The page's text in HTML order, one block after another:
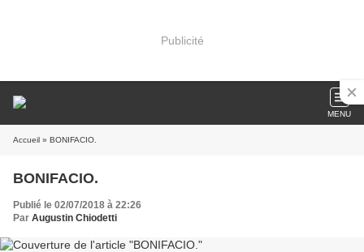
Publicité
MENU
Accueil » BONIFACIO.
BONIFACIO.
Publié le 02/07/2018 à 22:26
Par Augustin Chiodetti